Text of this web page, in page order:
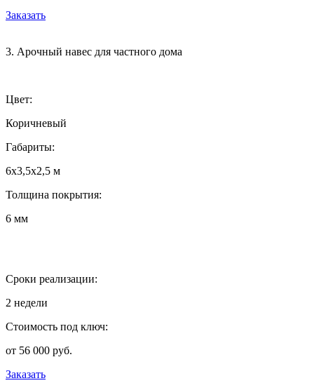
Заказать
3. Арочный навес для частного дома
Цвет:
Коричневый
Габариты:
6х3,5х2,5 м
Толщина покрытия:
6 мм
Сроки реализации:
2 недели
Стоимость под ключ:
от 56 000 руб.
Заказать